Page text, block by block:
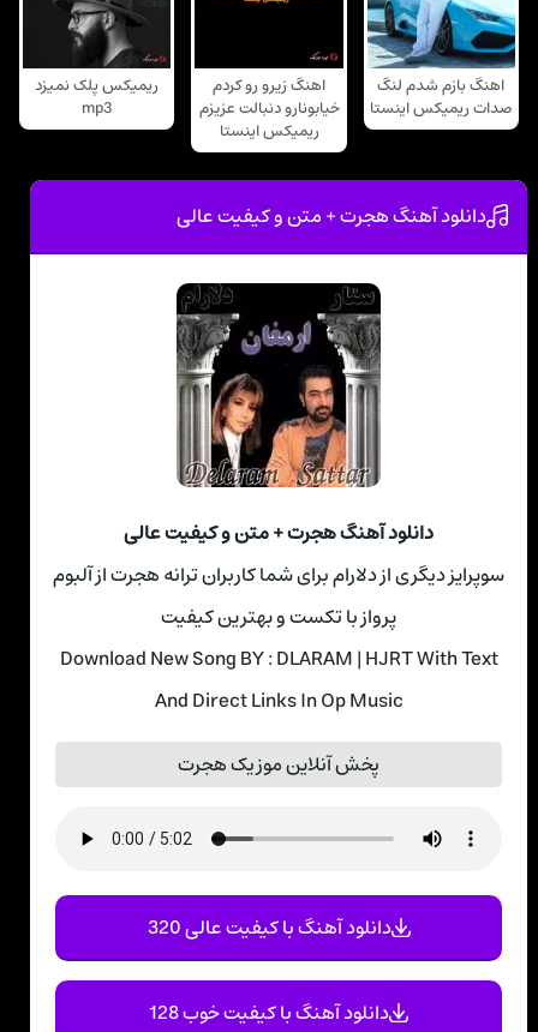
اهنگ بازم شدم لنگ
صدات ریمیکس اینستا
اهنگ زیرو رو کردم
خیابونارو دنبالت عزیزم
ریمیکس اینستا
ریمیکس پلک نمیزد
mp3
دانلود آهنگ هجرت + متن و کیفیت عالی
دانلود آهنگ هجرت + متن و کیفیت عالی
سوپرایز دیگری از دلارام برای شما کاربران ترانه هجرت از آلبوم
پرواز با تکست و بهترین کیفیت
Download New Song BY : DLARAM | HJRT With Text
And Direct Links In Op Music
پخش آنلاین موزیک هجرت
دانلود آهنگ با کیفیت عالی 320
دانلود آهنگ با کیفیت خوب 128